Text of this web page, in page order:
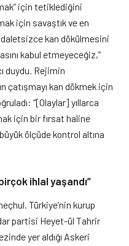
için tetiklediğini
için savaştık ve en
kan dökülmesini
kabul etmeyeceğiz,”
duydu. Rejimin
çatışmayı kan dökmek için
“[Olaylar] yıllarca
için bir fırsat haline
ölçüde kontrol altına
ihlal yaşandı”
Türkiye’nin kurup
partisi Heyet-ül Tahrir
yer aldığı Askeri